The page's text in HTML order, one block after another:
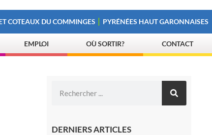
COTEAUX DU COMMINGES PYRÉNÉES HAUT GARONNAISES
EMPLOI OÙ SORTIR? CONTACT
DERNIERS ARTICLES